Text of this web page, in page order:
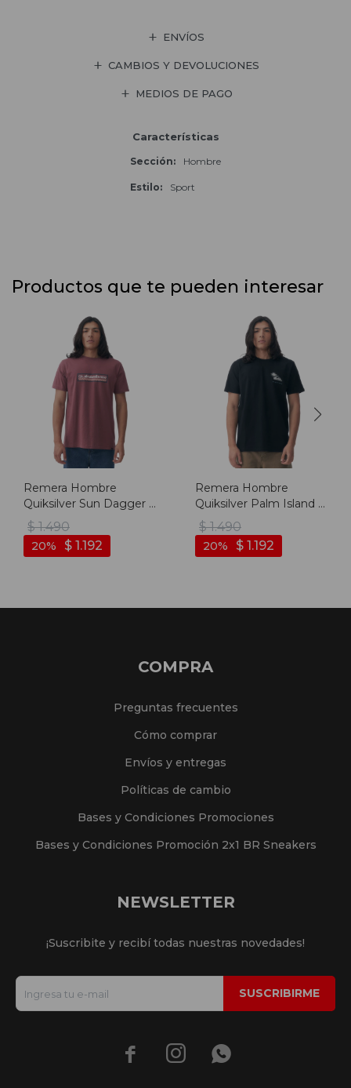
ENVÍOS
CAMBIOS Y DEVOLUCIONES
MEDIOS DE PAGO
Características
Sección Hombre
Estilo Sport
Productos que te pueden interesar
Remera Hombre
Quiksilver Sun Dagger -
Rosa Viejo
$ 1.490
$ 1.192
20
Remera Hombre
Quiksilver Palm Island -
Negro
$ 1.490
$ 1.192
20
COMPRA
Preguntas frecuentes
Cómo comprar
Envíos y entregas
Políticas de cambio
Bases y Condiciones Promociones
Bases y Condiciones Promoción 2x1 BR Sneakers
NEWSLETTER
¡Suscribite y recibí todas nuestras novedades!
SUSCRIBIRME
  